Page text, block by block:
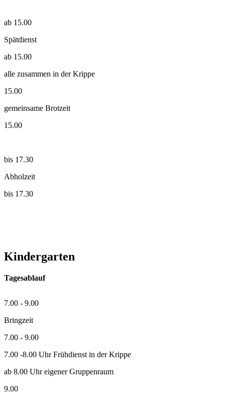
ab 15.00
Spätdienst
ab 15.00
alle zusammen in der Krippe
15.00
gemeinsame Brotzeit
15.00
bis 17.30
Abholzeit
bis 17.30
Kindergarten
Tagesablauf
7.00 - 9.00
Bringzeit
7.00 - 9.00
7.00 -8.00 Uhr Frühdienst in der Krippe
ab 8.00 Uhr eigener Gruppenraum
9.00